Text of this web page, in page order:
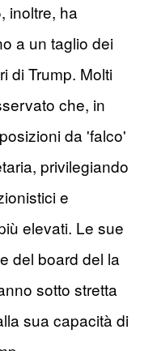
inoltre, ha
a un taglio dei
di Trump. Molti
che, in
da 'falco'
privilegiando
e
elevati. Le sue
del board del la
sotto stretta
sua capacità di